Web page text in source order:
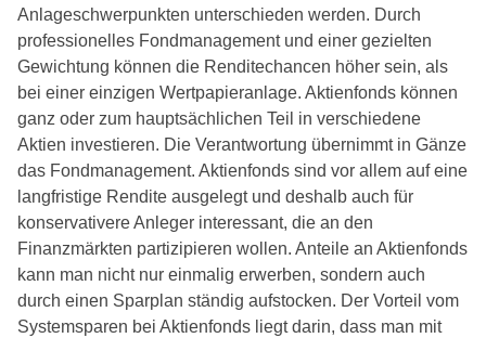
Anlageschwerpunkten unterschieden werden. Durch
professionelles Fondmanagement und einer gezielten
Gewichtung können die Renditechancen höher sein, als
bei einer einzigen Wertpapieranlage. Aktienfonds können
ganz oder zum hauptsächlichen Teil in verschiedene
Aktien investieren. Die Verantwortung übernimmt in Gänze
das Fondmanagement. Aktienfonds sind vor allem auf eine
langfristige Rendite ausgelegt und deshalb auch für
konservativere Anleger interessant, die an den
Finanzmärkten partizipieren wollen. Anteile an Aktienfonds
kann man nicht nur einmalig erwerben, sondern auch
durch einen Sparplan ständig aufstocken. Der Vorteil vom
Systemsparen bei Aktienfonds liegt darin, dass man mit